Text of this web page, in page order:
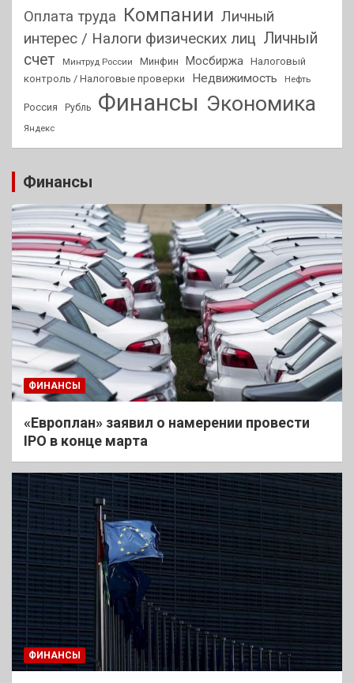
Оплата труда Компании Личный
интерес / Налоги физических лиц Личный
счет
Минтруд России Минфин Мосбиржа
Налоговый
контроль / Налоговые проверки
Недвижимость Нефть
Россия Рубль Финансы Экономика
Яндекс
Финансы
ФИНАНСЫ
«Европлан» заявил о намерении провести
IPO в конце марта
ФИНАНСЫ